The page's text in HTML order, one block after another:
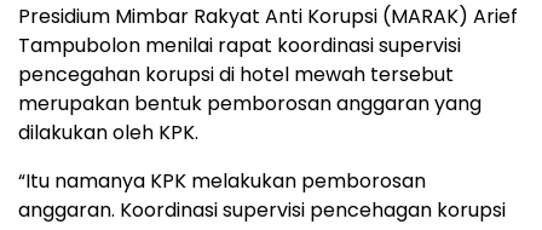
Presidium Mimbar Rakyat Anti Korupsi (MARAK) Arief
Tampubolon menilai rapat koordinasi supervisi
pencegahan korupsi di hotel mewah tersebut
merupakan bentuk pemborosan anggaran yang
dilakukan oleh KPK.
“Itu namanya KPK melakukan pemborosan
anggaran. Koordinasi supervisi pencehagan korupsi